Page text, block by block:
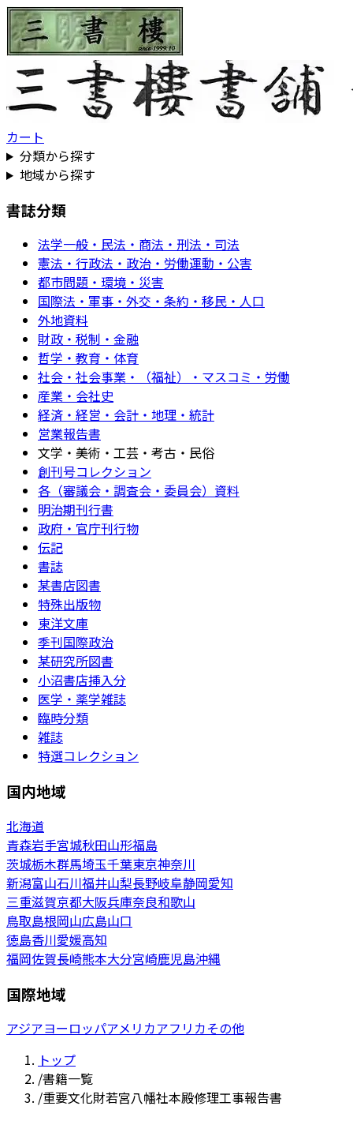
カート
分類から探す
地域から探す
書誌分類
法学一般・民法・商法・刑法・司法
憲法・行政法・政治・労働運動・公害
都市問題・環境・災害
国際法・軍事・外交・条約・移民・人口
外地資料
財政・税制・金融
哲学・教育・体育
社会・社会事業・（福祉）・マスコミ・労働
産業・会社史
経済・経営・会計・地理・統計
営業報告書
文学・美術・工芸・考古・民俗
創刊号コレクション
各（審議会・調査会・委員会）資料
明治期刊行書
政府・官庁刊行物
伝記
書誌
某書店図書
特殊出版物
東洋文庫
季刊国際政治
某研究所図書
小沼書店挿入分
医学・薬学雑誌
臨時分類
雑誌
特選コレクション
国内地域
北海道
青森岩手宮城秋田山形福島
茨城栃木群馬埼玉千葉東京神奈川
新潟富山石川福井山梨長野岐阜静岡愛知
三重滋賀京都大阪兵庫奈良和歌山
鳥取島根岡山広島山口
徳島香川愛媛高知
福岡佐賀長崎熊本大分宮崎鹿児島沖縄
国際地域
アジアヨーロッパアメリカアフリカその他
トップ
/書籍一覧
/重要文化財若宮八幡社本殿修理工事報告書